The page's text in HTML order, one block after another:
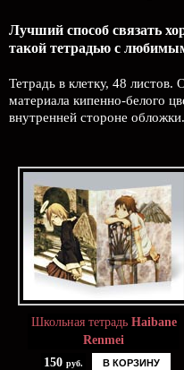
Лучший способ связать
такой тетрадью c
Тетрадь в клетку, 48 листов.
материала кипенно-белого
внутренней стороне обложки.
Школьная тетрадь Haibane
Renmei
150 руб. В КОРЗИНУ